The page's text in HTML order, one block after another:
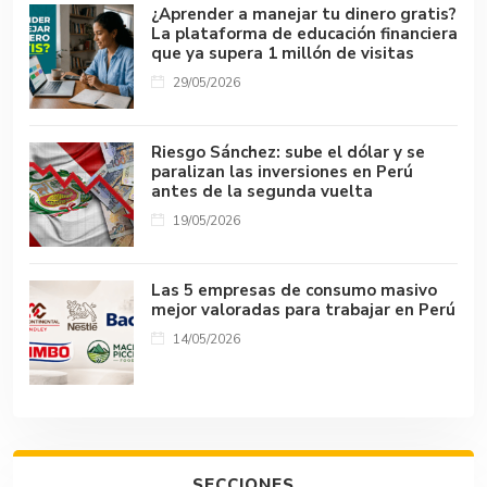
¿Aprender a manejar tu dinero gratis?
La plataforma de educación financiera
que ya supera 1 millón de visitas
29/05/2026
Riesgo Sánchez: sube el dólar y se
paralizan las inversiones en Perú
antes de la segunda vuelta
19/05/2026
Las 5 empresas de consumo masivo
mejor valoradas para trabajar en Perú
14/05/2026